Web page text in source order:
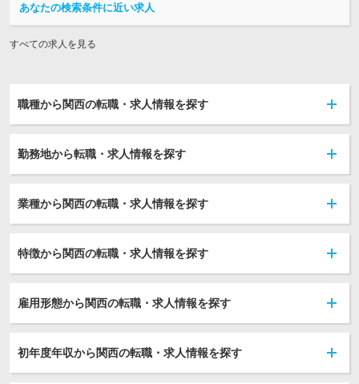
あなたの検索条件に近い求人
すべての求人を見る
職種から関西の転職・求人情報を探す
勤務地から転職・求人情報を探す
業種から関西の転職・求人情報を探す
特徴から関西の転職・求人情報を探す
雇用形態から関西の転職・求人情報を探す
初年度年収から関西の転職・求人情報を探す